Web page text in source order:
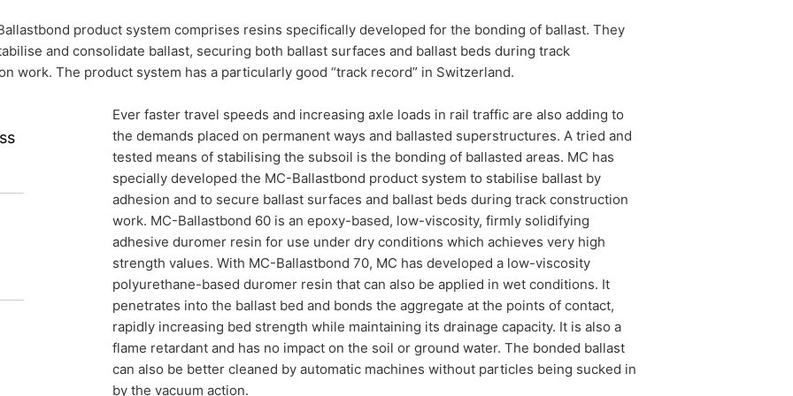
story
system comprises resins specifically
of ballast and it has a particularly good
product system comprises resins specifically developed for the bonding of ballast. They
and consolidate ballast, securing both ballast surfaces and ballast beds during track
work. The product system has a particularly good “track record” in Switzerland.
Ever faster travel speeds and increasing axle loads in rail traffic are also adding to
the demands placed on permanent ways and ballasted superstructures. A tried and
tested means of stabilising the subsoil is the bonding of ballasted areas. MC has
specially developed the MC-Ballastbond product system to stabilise ballast by
adhesion and to secure ballast surfaces and ballast beds during track construction
work. MC-Ballastbond 60 is an epoxy-based, low-viscosity, firmly solidifying
adhesive duromer resin for use under dry conditions which achieves very high
strength values. With MC-Ballastbond 70, MC has developed a low-viscosity
polyurethane-based duromer resin that can also be applied in wet conditions. It
penetrates into the ballast bed and bonds the aggregate at the points of contact,
rapidly increasing bed strength while maintaining its drainage capacity. It is also a
flame retardant and has no impact on the soil or ground water. The bonded ballast
can also be better cleaned by automatic machines without particles being sucked in
by the vacuum action.
organima
oštećena osoba može podneti žalbu nadležnim regulatornim organima. Nadležni regulatorni organ
o zaštiti podataka je:
na osnovu vašeg pristanka ili ispunjavanja ugovora koji se automatski isporučuju vama ili trećoj strani
Ako vam je potreban direktan prenos podataka drugoj odgovornoj strani, to će biti učinjeno samo u mjeri
pravo da u svakom trenutku dobijete besplatne informacije o bilo kojim ličnim podacima koji se čuvaju.
ili brišete ove podatke.